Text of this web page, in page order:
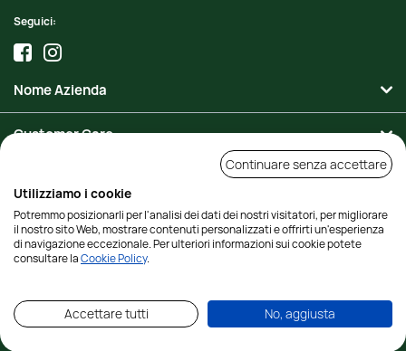
Seguici:
Nome Azienda
Customer Care
Contatti
C.F.: 04198010482 - REA: FI - 424430 - Via della Scala, 25/r - Tutti i diritti
Riservati -Informativa Cookies- Credits:Studio CappelloeAdviva
Continuare senza accettare
Utilizziamo i cookie
Potremmo posizionarli per l'analisi dei dati dei nostri visitatori, per migliorare
il nostro sito Web, mostrare contenuti personalizzati e offrirti un'esperienza
di navigazione eccezionale. Per ulteriori informazioni sui cookie potete
consultare laCookie Policy.
Accettare tutti No, aggiusta